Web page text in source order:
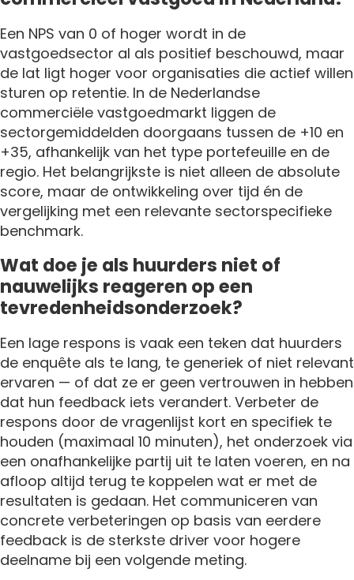
Een NPS van 0 of hoger wordt in de
vastgoedsector al als positief beschouwd, maar
de lat ligt hoger voor organisaties die actief willen
sturen op retentie. In de Nederlandse
commerciële vastgoedmarkt liggen de
sectorgemiddelden doorgaans tussen de +10 en
+35, afhankelijk van het type portefeuille en de
regio. Het belangrijkste is niet alleen de absolute
score, maar de ontwikkeling over tijd én de
vergelijking met een relevante sectorspecifieke
benchmark.
Wat doe je als huurders niet of
nauwelijks reageren op een
tevredenheidsonderzoek?
Een lage respons is vaak een teken dat huurders
de enquête als te lang, te generiek of niet relevant
ervaren — of dat ze er geen vertrouwen in hebben
dat hun feedback iets verandert. Verbeter de
respons door de vragenlijst kort en specifiek te
houden (maximaal 10 minuten), het onderzoek via
een onafhankelijke partij uit te laten voeren, en na
afloop altijd terug te koppelen wat er met de
resultaten is gedaan. Het communiceren van
concrete verbeteringen op basis van eerdere
feedback is de sterkste driver voor hogere
deelname bij een volgende meting.